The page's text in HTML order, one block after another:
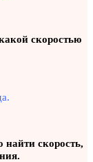
скоростью
скорость,